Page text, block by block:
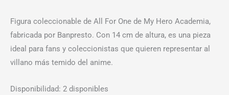
Figura coleccionable de All For One de My Hero Academia,
fabricada por Banpresto. Con 14 cm de altura, es una pieza
ideal para fans y coleccionistas que quieren representar al
villano más temido del anime.
Disponibilidad: 2 disponibles